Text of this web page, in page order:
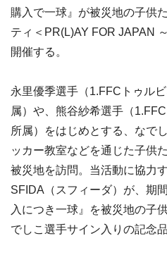
購入で一球』が被災地の子供
ティ＜PR(L)AY FOR JAPAN
開催する。
永里優季選手（1.FFCトゥル
属）や、熊谷紗希選手（
所属）をはじめとする、なで
ッカー教室などを通じた子供
被災地を訪問。当活動に協力
SFIDA（スフィーダ）が、期
入につき一球』を被災地の子
でしこ選手サイン入りの記念